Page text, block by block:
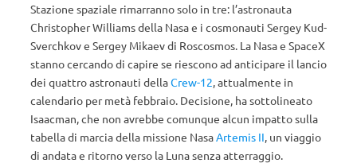
Stazione spaziale rimarranno solo in tre: l’astronauta
Christopher Williams della Nasa e i cosmonauti Sergey Kud-
Sverchkov e Sergey Mikaev di Roscosmos. La Nasa e SpaceX
stanno cercando di capire se riescono ad anticipare il lancio
dei quattro astronauti dellaCrew-12, attualmente in
calendario per metà febbraio. Decisione, ha sottolineato
Isaacman, che non avrebbe comunque alcun impatto sulla
tabella di marcia della missione NasaArtemis II, un viaggio
di andata e ritorno verso la Luna senza atterraggio.